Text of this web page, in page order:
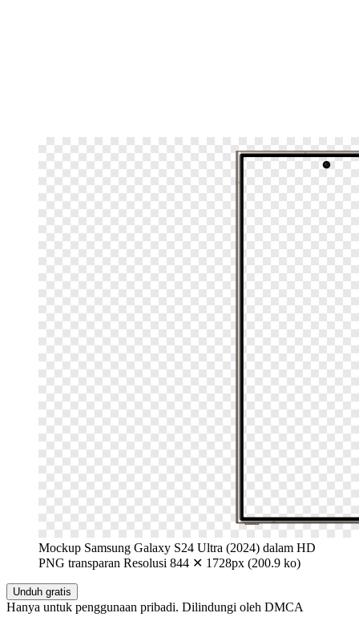
Mockup Samsung Galaxy S24 Ultra (2024) dalam HD
PNG transparan Resolusi 844 ✕ 1728px (200.9 ko)
Unduh gratis
Hanya untuk penggunaan pribadi. Dilindungi oleh DMCA